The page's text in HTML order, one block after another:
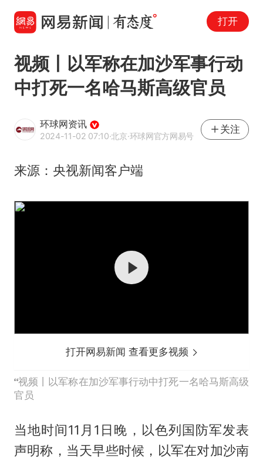
打开
视频丨以军称在加沙军事行动
中打死一名哈马斯高级官员
环球网资讯
2024-11-02 07:10·北京·环球网官方网易号
关注
来源：央视新闻客户端
打开网易新闻 查看更多视频
视频丨以军称在加沙军事行动中打死一名哈马斯高级
官员
当地时间11月1日晚，以色列国防军发表
声明称，当天早些时候，以军在对加沙南